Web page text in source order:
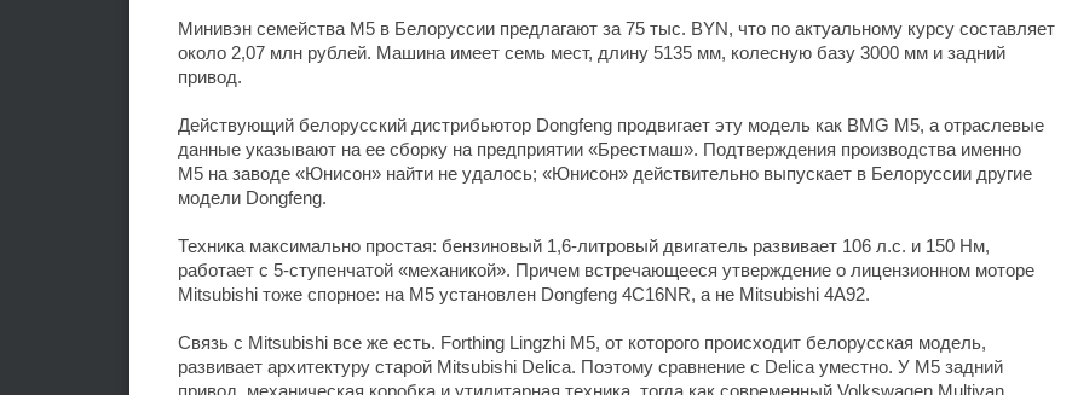
Минивэн семейства M5 в Белоруссии предлагают за 75 тыс. BYN, что по актуальному курсу составляет
около 2,07 млн рублей. Машина имеет семь мест, длину 5135 мм, колесную базу 3000 мм и задний
привод.
Действующий белорусский дистрибьютор Dongfeng продвигает эту модель как BMG M5, а отраслевые
данные указывают на ее сборку на предприятии «Брестмаш». Подтверждения производства именно
M5 на заводе «Юнисон» найти не удалось; «Юнисон» действительно выпускает в Белоруссии другие
модели Dongfeng.
Техника максимально простая: бензиновый 1,6-литровый двигатель развивает 106 л.с. и 150 Нм,
работает с 5-ступенчатой «механикой». Причем встречающееся утверждение о лицензионном моторе
Mitsubishi тоже спорное: на M5 установлен Dongfeng 4C16NR, а не Mitsubishi 4A92.
Связь с Mitsubishi все же есть. Forthing Lingzhi M5, от которого происходит белорусская модель,
развивает архитектуру старой Mitsubishi Delica. Поэтому сравнение с Delica уместно. У M5 задний